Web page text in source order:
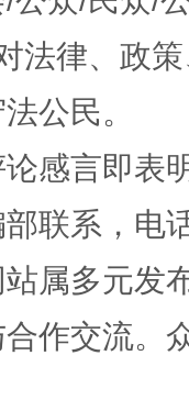
法律、政
公民。
感言即表
联系，电
属多元发
作交流。